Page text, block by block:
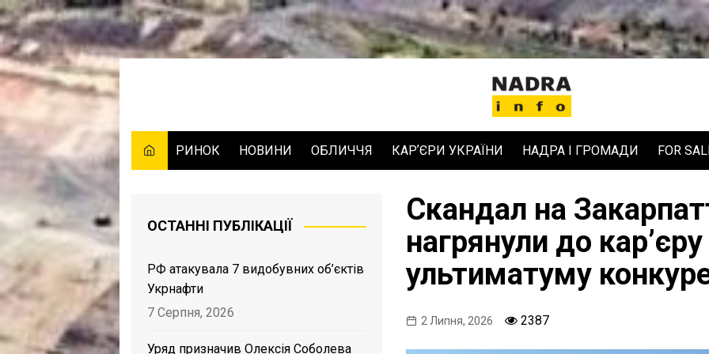
Skip
to
РИНОК НОВИНИ ОБЛИЧЧЯ КАРʼЄРИ УКРАЇНИ НАДРА І ГРОМАДИ FOR
Скандал на
нагрянули до карʼєру
ультиматуму
2 Липня, 2026 2387
ОСТАННІ ПУБЛІКАЦІЇ
РФ атакувала 7 видобувних об’єктів
Укрнафти
7 Серпня, 2026
Уряд призначив Олексія Соболева